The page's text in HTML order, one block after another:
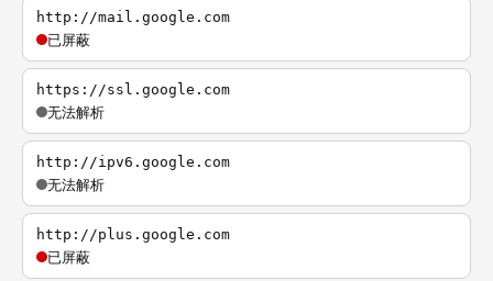
http://mail.google.com
已屏蔽
https://ssl.google.com
无法解析
http://ipv6.google.com
无法解析
http://plus.google.com
已屏蔽